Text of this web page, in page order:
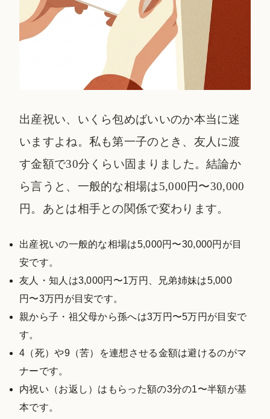
出産祝い、いくら包めばいいのか本当に迷
いますよね。私も第一子のとき、友人に渡
す金額で30分くらい固まりました。結論か
ら言うと、一般的な相場は5,000円〜30,000
円。あとは相手との関係で変わります。
出産祝いの一般的な相場は5,000円〜30,000円が目
安です。
友人・知人は3,000円〜1万円、兄弟姉妹は5,000
円〜3万円が目安です。
親から子・祖父母から孫へは3万円〜5万円が目安で
す。
4（死）や9（苦）を連想させる金額は避けるのがマ
ナーです。
内祝い（お返し）はもらった額の3分の1〜半額が基
本です。